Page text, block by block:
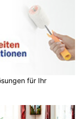
für Ihr